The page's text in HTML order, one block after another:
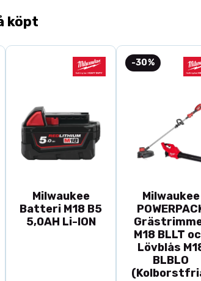
köpt
Milwaukee
Batteri M18 B5
5,0AH Li-ION
-30%
Milwaukee
M18 BLLT
Lövblås
BLBLO